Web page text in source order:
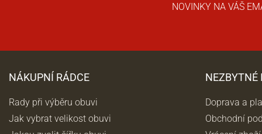
NOVINKY NA VÁŠ
NÁKUPNÍ RÁDCE
Rady při výběru obuvi
Jak vybrat velikost obuvi
NEZBYTNÉ
Doprava a
Obchodní